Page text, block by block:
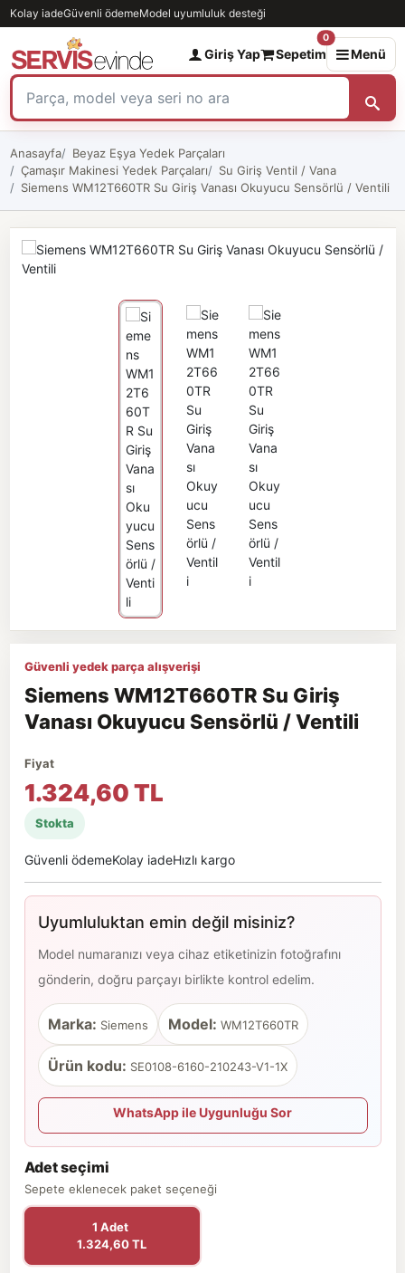
Kolay iadeGüvenli ödemeModel uyumluluk desteği
Giriş Yap Sepetim
0
Menü
Anasayfa
Beyaz Eşya Yedek Parçaları
Çamaşır Makinesi Yedek Parçaları
Su Giriş Ventil / Vana
Siemens WM12T660TR Su Giriş Vanası Okuyucu Sensörlü / Ventili
Güvenli yedek parça alışverişi
Siemens WM12T660TR Su Giriş
Vanası Okuyucu Sensörlü / Ventili
Fiyat
1.324,60 TL
Stokta
Güvenli ödemeKolay iadeHızlı kargo
Uyumluluktan emin değil misiniz?
Model numaranızı veya cihaz etiketinizin fotoğrafını
gönderin, doğru parçayı birlikte kontrol edelim.
Marka: Siemens Model: WM12T660TR
Ürün kodu: SE0108-6160-210243-V1-1X
WhatsApp ile Uygunluğu Sor
Adet seçimi
Sepete eklenecek paket seçeneği
1 Adet
1.324,60 TL